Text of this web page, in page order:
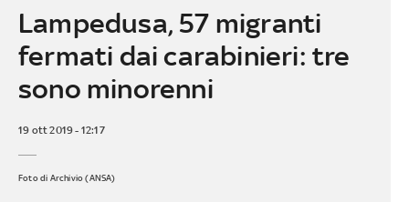
Lampedusa, 57 migranti
fermati dai carabinieri: tre
sono minorenni
19 ott 2019 - 12:17
Foto di Archivio (ANSA)